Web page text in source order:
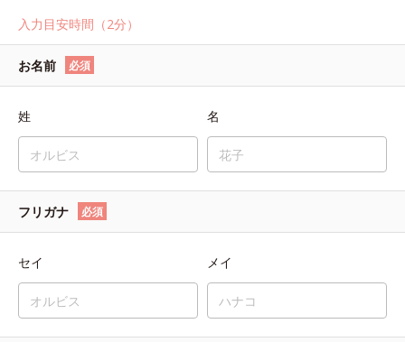
入力目安時間（2分）
お名前 必須
姓 名
フリガナ 必須
セイ メイ